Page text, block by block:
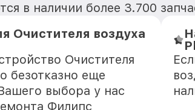
в наличии более 3.700
Очистителя воздуха
Очистителя
безотказно еще
выбора у нас
Филипс